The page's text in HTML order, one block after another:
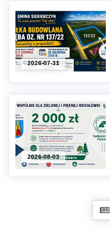
2026-07-31
2026-08-03